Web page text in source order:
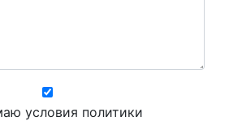
условия политики